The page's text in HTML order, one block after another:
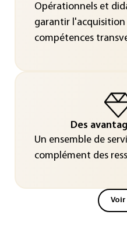
Opérationnels et
garantir l'acquisition
compétences
Des
Un ensemble de
complément des